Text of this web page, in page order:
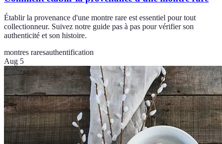
Établir la provenance d'une montre rare est essentiel pour tout
collectionneur. Suivez notre guide pas à pas pour vérifier son
authenticité et son histoire.
montres raresauthentification
Aug 5